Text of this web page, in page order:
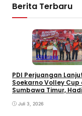
Berita Terbaru
Olahraga
PDI Perjuangan
Soekarno Volley Cup
Sumbawa Timur,
Rakyat
Juli 3, 2026